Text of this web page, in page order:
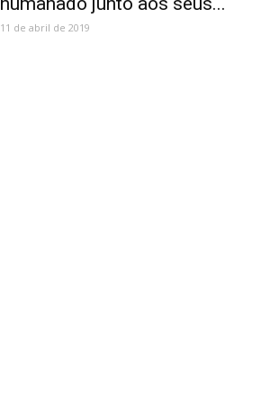
11 de abril de 2019